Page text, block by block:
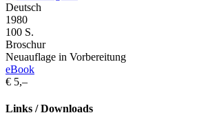
Deutsch
1980
100 S.
Broschur
Neuauflage in Vorbereitung
eBook
€ 5,–
Links / Downloads